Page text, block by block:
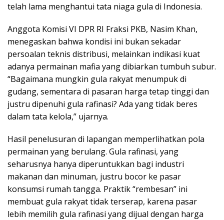
telah lama menghantui tata niaga gula di Indonesia.
Anggota Komisi VI DPR RI Fraksi PKB, Nasim Khan,
menegaskan bahwa kondisi ini bukan sekadar
persoalan teknis distribusi, melainkan indikasi kuat
adanya permainan mafia yang dibiarkan tumbuh subur.
“Bagaimana mungkin gula rakyat menumpuk di
gudang, sementara di pasaran harga tetap tinggi dan
justru dipenuhi gula rafinasi? Ada yang tidak beres
dalam tata kelola,” ujarnya.
Hasil penelusuran di lapangan memperlihatkan pola
permainan yang berulang. Gula rafinasi, yang
seharusnya hanya diperuntukkan bagi industri
makanan dan minuman, justru bocor ke pasar
konsumsi rumah tangga. Praktik “rembesan” ini
membuat gula rakyat tidak terserap, karena pasar
lebih memilih gula rafinasi yang dijual dengan harga